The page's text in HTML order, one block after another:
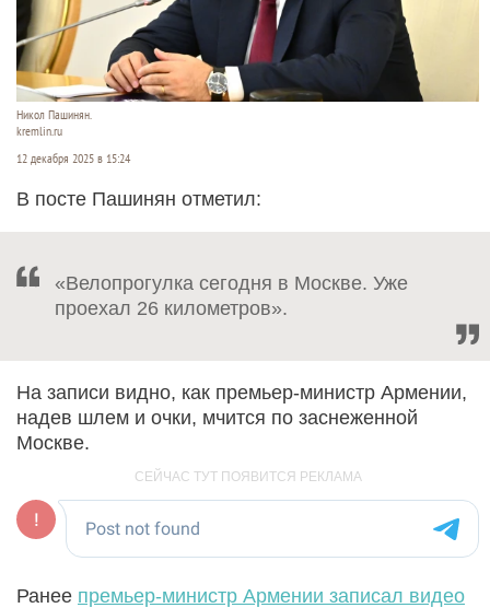
Никол Пашинян.
kremlin.ru
12 декабря 2025 в 15:24
В посте Пашинян отметил:
«Велопрогулка сегодня в Москве. Уже
проехал 26 километров».
На записи видно, как премьер-министр Армении,
надев шлем и очки, мчится по заснеженной
Москве.
Ранее премьер-министр Армении записал видео